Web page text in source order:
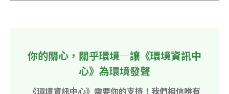
你的關心，關乎環境—讓《環境資訊中
心》為環境發聲
《環境資訊中心》需要你的支持！我們相信唯有